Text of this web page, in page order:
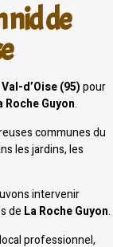
de
Val-d’Oise (95)pour
Guyon.
communes du
les jardins, les
intervenir
de La Roche Guyon.
professionnel,